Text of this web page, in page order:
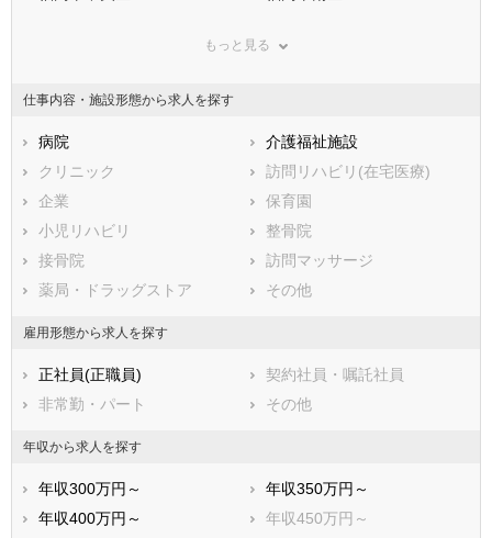
山口県
福岡県
佐賀県
熊本県
宮崎県
鹿児島県
北九州市門司区
北九州市戸畑区
北九州市小倉北区
北九州市小倉南区
北九州市八幡東区
北九州市八幡西区
市部
大牟田市
久留米市
直方市
飯塚市
大川市
行橋市
豊前市
中間市
小郡市
宗像市
太宰府市
古賀市
福津市
もっと見る
仕事内容・施設形態から求人を探す
病院
介護福祉施設
クリニック
訪問リハビリ(在宅医療)
企業
保育園
小児リハビリ
整骨院
接骨院
訪問マッサージ
薬局・ドラッグストア
その他
雇用形態から求人を探す
正社員(正職員)
契約社員・嘱託社員
非常勤・パート
その他
年収から求人を探す
年収300万円～
年収350万円～
年収400万円～
年収450万円～